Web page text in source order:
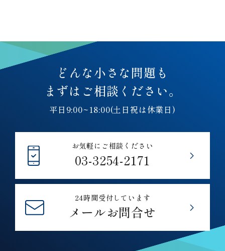
どんな小さな問題も
まずはご相談ください。
平日9:00~18:00(土日祝は休業日)
お気軽にご相談ください
03-3254-2171
24時間受付しています
メールお問合せ